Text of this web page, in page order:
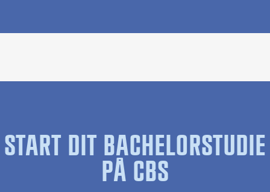
START DIT BACHELORSTUDIE
PÅ CBS